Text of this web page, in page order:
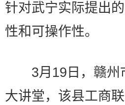
针对武宁实际提出
性和可操作性。
3月19日，赣州
大讲堂，该县工商